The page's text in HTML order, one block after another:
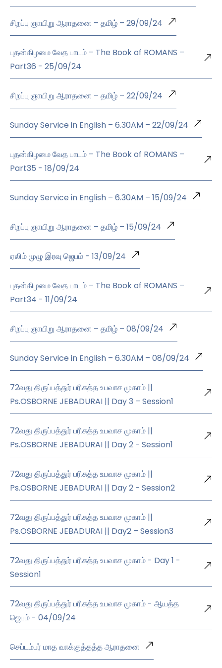
சிறப்பு ஞாயிறு ஆராதனை – தமிழ் – 29/09/24
புதன்கிழமை வேத பாடம் – The Book of ROMANS –
Part36 - 25/09/24
சிறப்பு ஞாயிறு ஆராதனை – தமிழ் – 22/09/24
Sunday Service in English – 6.30AM – 22/09/24
புதன்கிழமை வேத பாடம் – The Book of ROMANS –
Part35 - 18/09/24
Sunday Service in English – 6.30AM – 15/09/24
சிறப்பு ஞாயிறு ஆராதனை – தமிழ் – 15/09/24
ஏலிம் முழு இரவு ஜெபம் - 13/09/24
புதன்கிழமை வேத பாடம் – The Book of ROMANS –
Part34 - 11/09/24
சிறப்பு ஞாயிறு ஆராதனை – தமிழ் – 08/09/24
Sunday Service in English – 6.30AM – 08/09/24
72வது திருப்பத்துர் பரிசுத்த உபவாச முகாம் ||
Ps.OSBORNE JEBADURAI || Day 3 – Session1
72வது திருப்பத்துர் பரிசுத்த உபவாச முகாம் ||
Ps.OSBORNE JEBADURAI || Day 2 - Session1
72வது திருப்பத்துர் பரிசுத்த உபவாச முகாம் ||
Ps.OSBORNE JEBADURAI || Day 2 - Session2
72வது திருப்பத்துர் பரிசுத்த உபவாச முகாம் ||
Ps.OSBORNE JEBADURAI || Day2 – Session3
72வது திருப்பத்துர் பரிசுத்த உபவாச முகாம் - Day 1 -
Session1
72வது திருப்பத்துர் பரிசுத்த உபவாச முகாம் - ஆயத்த
ஜெபம் - 04/09/24
செப்டம்பர் மாத வாக்குத்தத்த ஆராதனை